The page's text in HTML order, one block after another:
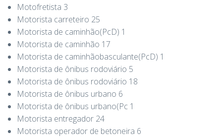
Motofretista 3
Motorista carreteiro 25
Motorista de caminhão(PcD) 1
Motorista de caminhão 17
Motorista de caminhãobasculante(PcD) 1
Motorista de ônibus rodoviário 5
Motorista de ônibus rodoviário 18
Motorista de ônibus urbano 6
Motorista de ônibus urbano(Pc 1
Motorista entregador 24
Motorista operador de betoneira 6